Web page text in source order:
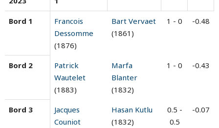
Bord 1
Francois
Dessomme
(1876)
Bart Vervaet
(1861)
1 - 0 -0.48
Bord 2
Patrick
Wautelet
(1883)
Marfa
Blanter
(1832)
1 - 0 -0.43
Bord 3
Jacques
Couniot
Hasan Kutlu
(1832)
0.5 -
0.5
-0.07